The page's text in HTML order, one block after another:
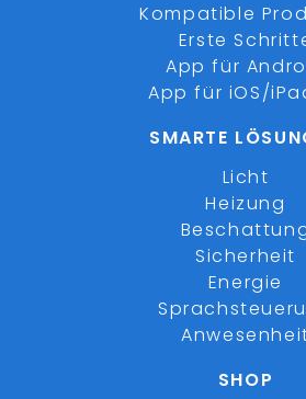
Kompatible
Erste
App für
App für iOS/
SMARTE
Licht
Heizung
Sicherheit
Energie
SHOP